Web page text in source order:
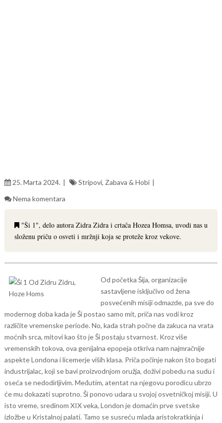
25. Marta 2024.
Stripovi, Zabava & Hobi
Nema komentara
"Ši 1", delo autora Zidra Zidra i crtača Hozea Homsa, uvodi nas u
složenu priču o osveti i mržnji koja se proteže kroz vekove.
Od početka Šija, organizacije
sastavljene isključivo od žena
posvećenih misiji odmazde, pa sve do
modernog doba kada je Ši postao samo mit, priča nas vodi kroz
različite vremenske periode. No, kada strah počne da zakuca na vrata
moćnih srca, mitovi kao što je Ši postaju stvarnost. Kroz više
vremenskih tokova, ova genijalna epopeja otkriva nam najmračnije
aspekte Londona i licemerje viših klasa. Priča počinje nakon što bogati
industrijalac, koji se bavi proizvodnjom oružja, doživi pobedu na sudu i
oseća se nedodirljivim. Međutim, atentat na njegovu porodicu ubrzo
će mu dokazati suprotno. Ši ponovo udara u svojoj osvetničkoj misiji. U
isto vreme, sredinom XIX veka, London je domaćin prve svetske
izložbe u Kristalnoj palati. Tamo se susreću mlada aristokratkinja i